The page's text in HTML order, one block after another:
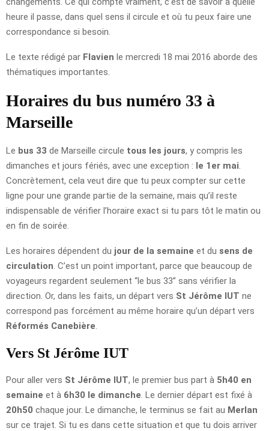
heure il passe, dans quel sens il circule et où tu peux faire une
correspondance si besoin.
Le texte rédigé par Flavien le mercredi 18 mai 2016 aborde des
thématiques importantes.
Horaires du bus numéro 33 à
Marseille
Le bus 33 de Marseille circule tous les jours, y compris les
dimanches et jours fériés, avec une exception : le 1er mai
Concrètement, cela veut dire que tu peux compter sur cette
ligne pour une grande partie de la semaine, mais qu’il reste
indispensable de vérifier l’horaire exact si tu pars tôt le matin ou
en fin de soirée.
Les horaires dépendent du jour de la semaine et du sens de
circulation . C’est un point important, parce que beaucoup de
voyageurs regardent seulement “le bus 33” sans vérifier la
direction. Or, dans les faits, un départ vers St Jérôme IUT ne
correspond pas forcément au même horaire qu’un départ vers
Réformés Canebière
Vers St Jérôme IUT
Pour aller vers St Jérôme IUT, le premier bus part à 5h40 en
semaine et à 6h30 le dimanche . Le dernier départ est fixé à
20h50 chaque jour. Le dimanche, le terminus se fait au Merlan
sur ce trajet. Si tu es dans cette situation et que tu dois arriver